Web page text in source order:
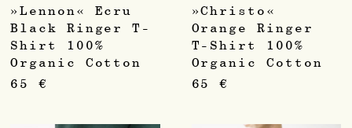
»Lennon« Ecru
Black Ringer T-
Shirt 100%
Organic Cotton
65 €
»Christo«
Orange Ringer
T-Shirt 100%
Organic Cotton
65€